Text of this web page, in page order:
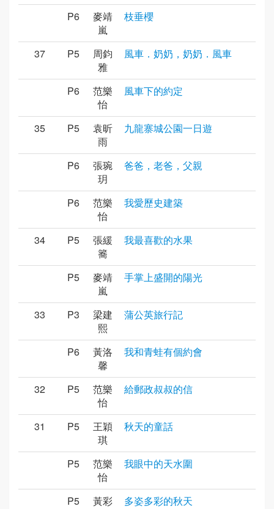
P6
麥靖
嵐
枝垂櫻
37 P5
周鈞
雅
風車．奶奶，奶奶．風車
P6
范樂
怡
風車下的約定
35 P5
袁昕
雨
九龍寨城公園一日遊
P6
張琬
玥
爸爸，老爸，父親
P6
范樂
怡
我愛歷史建築
34 P5
張緩
簥
我最喜歡的水果
P5
麥靖
嵐
手掌上盛開的陽光
33 P3
梁建
熙
蒲公英旅行記
P6
黃洛
馨
我和青蛙有個約會
32 P5
范樂
怡
給郵政叔叔的信
31 P5
王穎
琪
秋天的童話
P5
范樂
怡
我眼中的天水圍
P5
黃彩
多姿多彩的秋天